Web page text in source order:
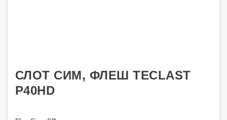
СЛОТ СИМ, ФЛЕШ TECLAST
P40HD